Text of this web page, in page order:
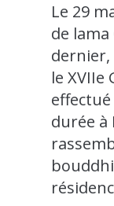
Le 29
de lama
dernier,
le XVIIe
durée à